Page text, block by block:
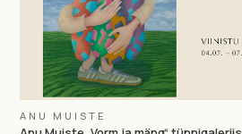
ANU MUISTE